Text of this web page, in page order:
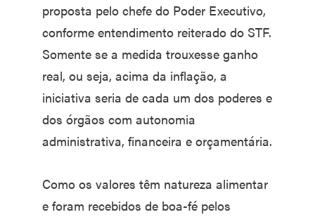
proposta pelo chefe do Poder Executivo,
conforme entendimento reiterado do STF.
Somente se a medida trouxesse ganho
real, ou seja, acima da inflação, a
iniciativa seria de cada um dos poderes e
dos órgãos com autonomia
administrativa, financeira e orçamentária.
Como os valores têm natureza alimentar
e foram recebidos de boa-fé pelos